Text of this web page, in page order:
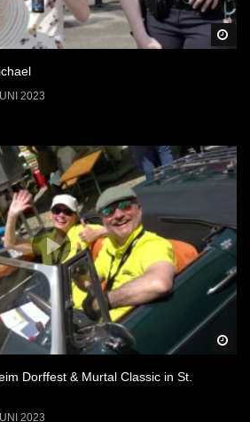
2023
Dorffest & Murtal Classic in St.
2023